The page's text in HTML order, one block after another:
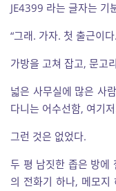
JE4399 라는 글자는 기
“그래. 가자. 첫 출근이
가방을 고쳐 잡고, 문고
넓은 사무실에 많은 사
다니는 어수선함, 여기
그런 것은 없었다.
두 평 남짓한 좁은 방에
의 전화기 하나, 메모지